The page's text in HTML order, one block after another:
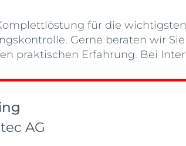
für die
Gerne beraten wir
praktischen Erfahrung. Bei
AG